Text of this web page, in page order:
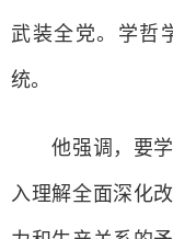
武装全党。学哲
统。
他强调，要学
入理解全面深化